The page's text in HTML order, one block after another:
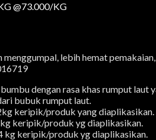
@73.000/KG
lebih hemat
dengan rasa khas rumput laut
bubuk rumput laut.
keripik/produk yang diaplikasikan.
keripik/produk yg diaplikasikan.
kg keripik/produk yg diaplikasikan.